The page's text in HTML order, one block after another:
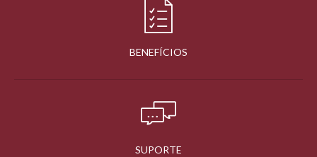
BENEFÍCIOS
SUPORTE